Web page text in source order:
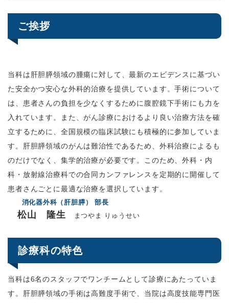
ご挨拶
当科は肝胆膵領域の腫瘍に対して、最新のエビデンスに基づい
た安全かつ安心な外科的治療を提供しています。手術について
は、患者さんの負担を少なくするために腹腔鏡下手術にも力を
入れています。また、がん診療におけるより良い治療方法を確
立するために、全国規模の臨床試験にも積極的に参加していま
す。肝胆膵領域のがんは難治性であるため、外科治療によるも
のだけでなく、集学的治療が必要です。このため、外科・内
科・放射線治療科での合同カンファレンスを定期的に開催して
患者さんごとに最適な治療を選択しています。
消化器外科（肝胆膵） 部長
松山 隆生 まつやま りゅうせい
診療科の特色
当科は6名のスタッフでワンチームとして診療にあたっていま
す。肝胆膵領域の手術は高難度手術で、当院は高度技能専門医